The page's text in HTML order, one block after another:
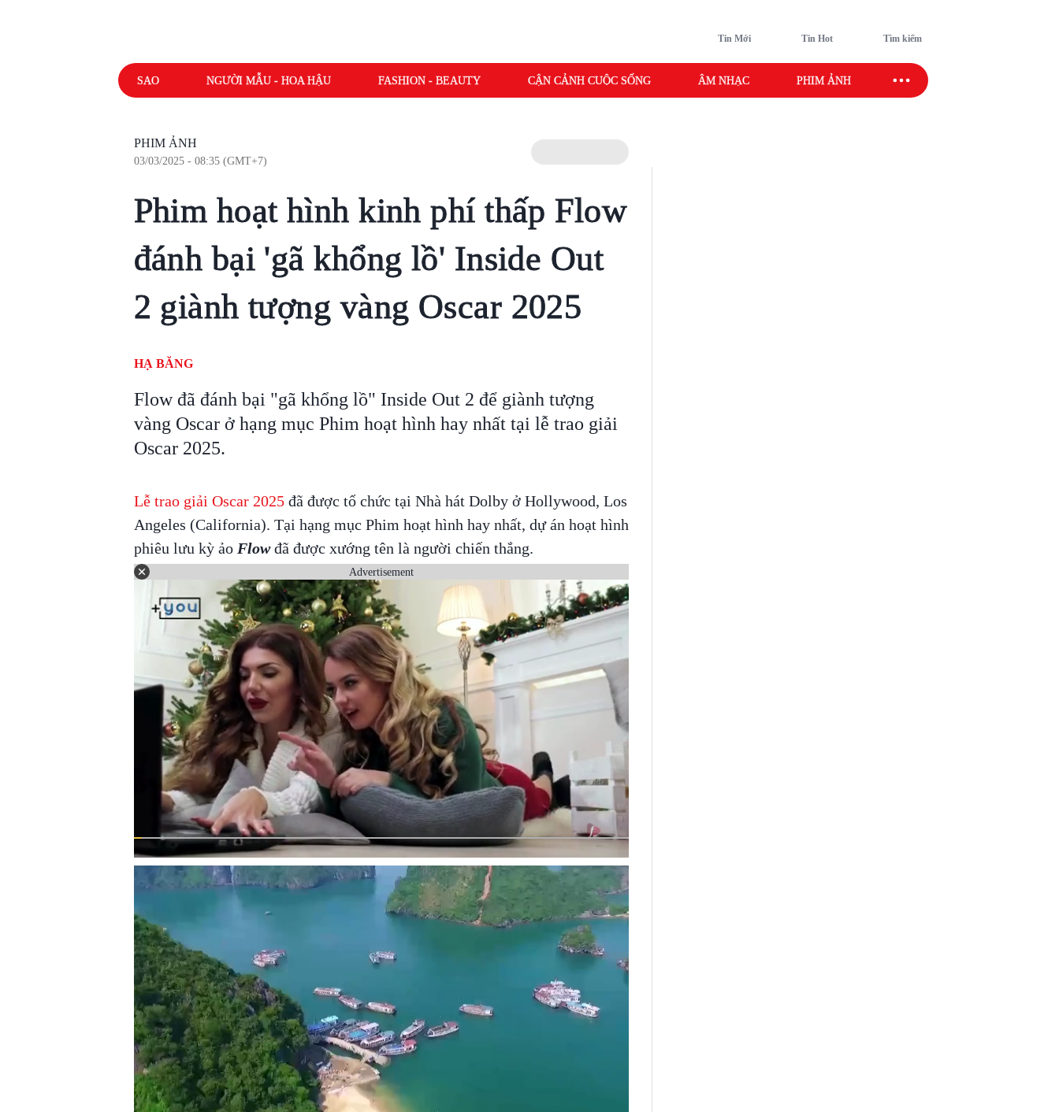
Tin Mới Tin Hot Tìm kiếm
SAO NGƯỜI MẪU - HOA HẬU FASHION - BEAUTY CẬN CẢNH CUỘC SỐNG ÂM NHẠC PHIM ẢNH SAO SPORT
PHIM ẢNH
03/03/2025 - 08:35 (GMT+7)
Phim hoạt hình kinh phí thấp Flow
đánh bại 'gã khổng lồ' Inside Out
2 giành tượng vàng Oscar 2025
HẠ BĂNG
Flow đã đánh bại "gã khổng lồ" Inside Out 2 để giành tượng
vàng Oscar ở hạng mục Phim hoạt hình hay nhất tại lễ trao giải
Oscar 2025.
Lễ trao giải Oscar 2025đã được tổ chức tại Nhà hát Dolby ở Hollywood, Los
Angeles (California). Tại hạng mục Phim hoạt hình hay nhất, dự án hoạt hình
phiêu lưu kỳ ảo Flowđã được xướng tên là người chiến thắng.
Advertisement